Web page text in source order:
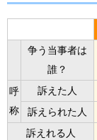
争う当事者は
誰？
呼
称
訴えた人
訴えられた人
訴えれる人